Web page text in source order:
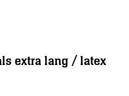
extra lang / latex